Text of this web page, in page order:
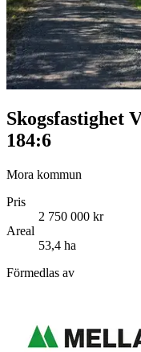
Skogsfastighet
184:6
Mora kommun
Pris
2 750 000 kr
Areal
53,4 ha
Förmedlas av